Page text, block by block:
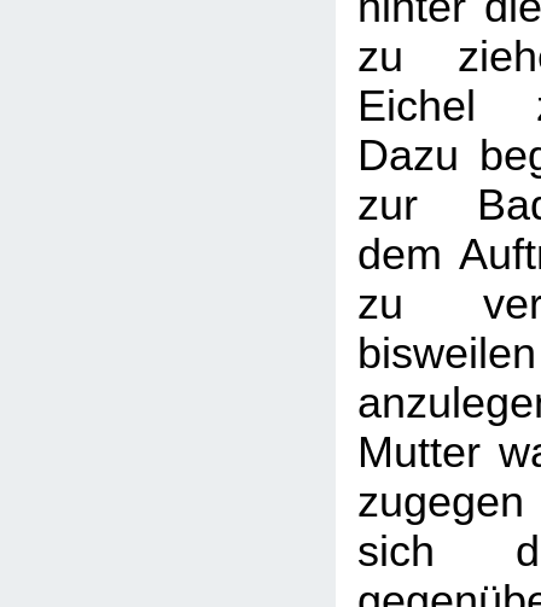
zu
Eichel
Dazu
zur
dem
zu
Mutter
sich